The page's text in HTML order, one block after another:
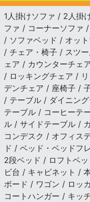
1人掛けソファ / 2人掛
ファ / コーナーソファ
/ ソファベッド / オッ
/ チェア・椅子 / スツ
ェア / カウンターチェ
/ ロッキングチェア /
デンチェア / 座椅子 /
/ テーブル / ダイニン
テーブル / コーヒーテ
ル / サイドテーブル /
コンデスク / オフィス
ド / ベッド・ベッドフ
2段ベッド / ロフトベ
ビ台 / キャビネット /
ボード / ワゴン / ロッ
コートハンガー / キッ